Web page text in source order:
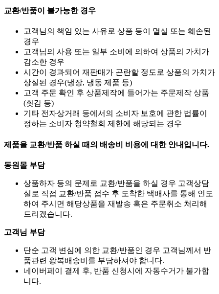
교환/반품이 불가능한 경우
고객님의 책임 있는 사유로 상품 등이 멸실 또는 훼손된
경우
고객님의 사용 또는 일부 소비에 의하여 상품의 가치가
감소한 경우
시간이 경과되어 재판매가 곤란할 정도로 상품의 가치가
상실된 경우(냉장, 냉동 제품 등)
고객 주문 확인 후 상품제작에 들어가는 주문제작 상품
(횟감 등)
기타 전자상거래 등에서의 소비자 보호에 관한 법률이
정하는 소비자 청약철회 제한에 해당되는 경우
제품을 교환/반품 하실 때의 배송비 비용에 대한 안내입니다.
동원몰 부담
상품하자 등의 문제로 교환/반품을 하실 경우 고객상담
실로 직접 교환/반품 접수 후 도착한 택배사를 통해 인도
하여 주시면 해당상품을 재발송 혹은 주문취소 처리해
드리겠습니다.
고객님 부담
단순 고객 변심에 의한 교환/반품인 경우 고객님께서 반
품관련 왕복배송비를 부담하셔야 합니다.
네이버페이 결제 후, 반품 신청시에 자동수거가 불가합
니다.